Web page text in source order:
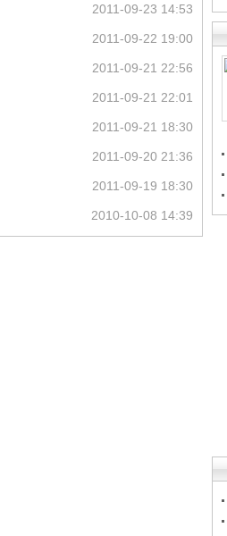
2011-09-23 14:53
2011-09-22 19:00
2011-09-21 22:56
2011-09-21 22:01
2011-09-21 18:30
2011-09-20 21:36
2011-09-19 18:30
2010-10-08 14:39